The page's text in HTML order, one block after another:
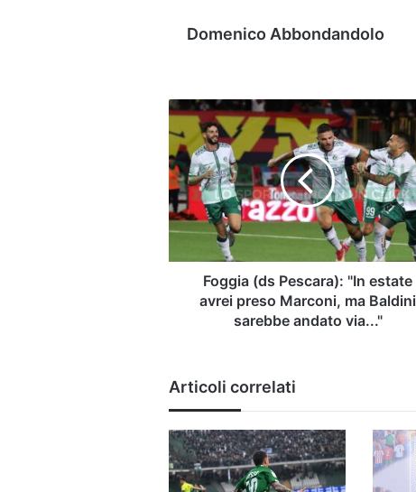
Domenico Abbondandolo
Foggia
Pescara):
"In
estate
avrei
preso
ma
sarebbe
Foggia (ds Pescara): "In estate
avrei preso Marconi, ma Baldini
sarebbe andato via..."
Articoli correlati